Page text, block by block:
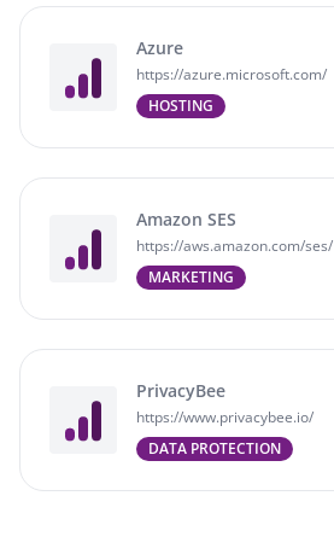
Azure
https://azure.microsoft.com/
HOSTING
Amazon SES
https://aws.amazon.com/ses/
MARKETING
PrivacyBee
https://www.privacybee.io/
DATA PROTECTION